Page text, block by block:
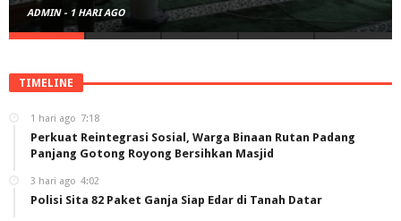
ADMIN - 1 HARI AGO
TIMELINE
1 hari ago 7:18
Perkuat Reintegrasi Sosial, Warga Binaan Rutan Padang
Panjang Gotong Royong Bersihkan Masjid
3 hari ago 4:02
Polisi Sita 82 Paket Ganja Siap Edar di Tanah Datar